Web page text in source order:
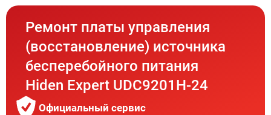
Ремонт платы управления
(восстановление) источника
бесперебойного питания
Hiden Expert UDC9201H-24
Официальный сервис